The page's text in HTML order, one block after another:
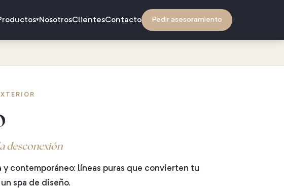
▾NosotrosClientesContacto Pedir asesoramiento
desconexión
y contemporáneo: líneas puras que convierten tu
spa de diseño.